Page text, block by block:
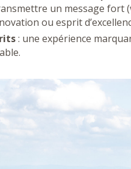
un message fort
ou esprit
: une expérience